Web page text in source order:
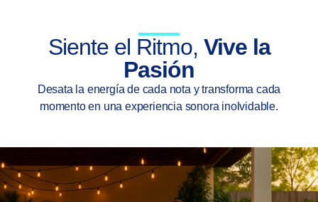
Siente el Ritmo, Vive la
Pasión
Desata la energía de cada nota y transforma cada
momento en una experiencia sonora inolvidable.